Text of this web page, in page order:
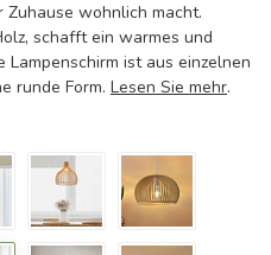
Zuhause wohnlich macht.
schafft ein warmes und
ist aus einzelnen
runde Form. Lesen Sie mehr.